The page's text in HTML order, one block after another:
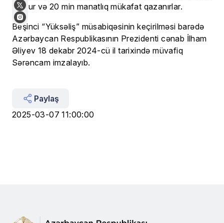
olunur və 20 min manatlıq mükafat qazanırlar.
Beşinci “Yüksəliş” müsabiqəsinin keçirilməsi barədə
Azərbaycan Respublikasının Prezidenti cənab İlham
Əliyev 18 dekabr 2024-cü il tarixində müvafiq
Sərəncam imzalayıb.
Paylaş
2025-03-07 11:00:00